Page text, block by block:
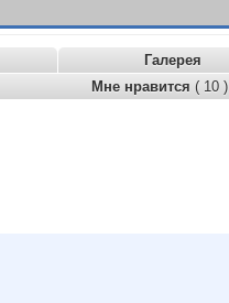
Галерея
Мне нравится ( 10 )